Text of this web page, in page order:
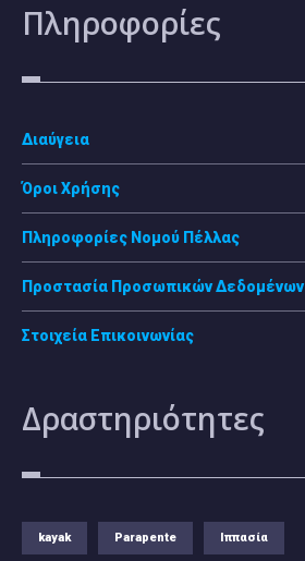
Πληροφορίες
Διαύγεια
Όροι Χρήσης
Πληροφορίες Νομού Πέλλας
Προστασία Προσωπικών Δεδομένων
Στοιχεία Επικοινωνίας
Δραστηριότητες
kayak Parapente Ιππασία